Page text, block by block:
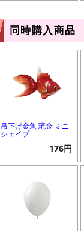
同時購入商品
吊下げ金魚 琉金 ミニ
シェイプ
176円